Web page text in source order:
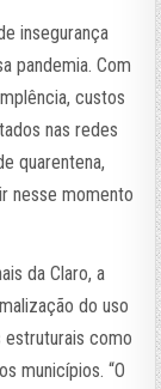
insegurança
pandemia. Com
custos
nas redes
quarentena,
nesse momento
da Claro, a
do uso
estruturais como
municípios. “O